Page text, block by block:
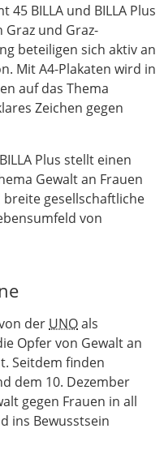
45 BILLA und BILLA Plus
Graz und Graz-
beteiligen sich aktiv an
Mit A4-Plakaten wird in
auf das Thema
Zeichen gegen
Plus stellt einen
Gewalt an Frauen
gesellschaftliche
von
der UNOals
Opfer von Gewalt an
Seitdem finden
dem 10. Dezember
gegen Frauen in all
ins Bewusstsein